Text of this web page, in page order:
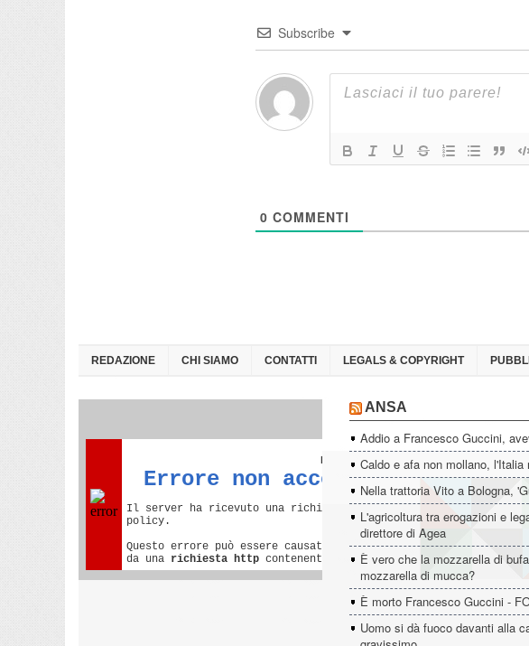
Subscribe
0 COMMENTI
REDAZIONE CHI SIAMO CONTATTI LEGALS & COPYRIGHT
ANSA
Addio a Francesco Guccini,
Caldo e afa non mollano,
Nella trattoria Vito a Bologna,
L'agricoltura tra erogazioni e
direttore di Agea
È vero che la mozzarella di
mozzarella di mucca?
È morto Francesco Guccini -
Uomo si dà fuoco davanti alla